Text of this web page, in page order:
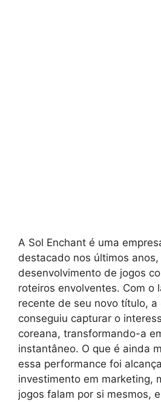
A Sol Enchant é uma
destacado nos últimos
desenvolvimento de jogos
roteiros envolventes. Com o
recente de seu novo título, a
conseguiu capturar o
coreana, transformando-a
instantâneo. O que é ainda
essa performance foi
investimento em marketing,
jogos falam por si mesmos,